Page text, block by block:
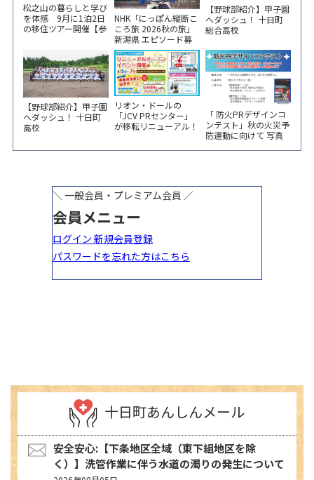
松之山の暮らしと学び
を体感 9月に1泊2日
の移住ツアー開催【参
NHK「にっぽん縦断こ
ころ旅 2026秋の旅」
新潟県 エピソード募
集中！
【野球部紹介】甲子園
へダッシュ！ 十日町
総合高校
【野球部紹介】甲子園
へダッシュ！ 十日町
高校
リオン・ドールの
「JCV PRセンター」
が移転リニューアル！
「 防火PRデザインコ
ンテスト」秋の火災予
防運動に向けて 写真
十日町あんしんメール
安全安心:【下条地区全域（東下組地区を除
く）】洗管作業に伴う水道の濁りの発生について